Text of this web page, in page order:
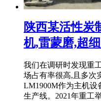
陕西某活性炭
机,雷蒙磨,超
我们在调研时发现重
场占有率很高,且多次
LM1900M作为主机设
生产线。2021年重工